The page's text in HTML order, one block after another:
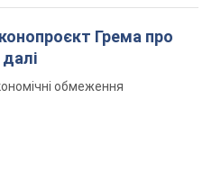
Грема про
обмеження